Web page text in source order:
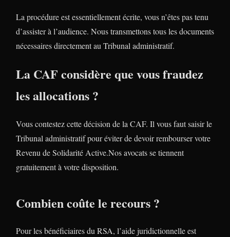
La procédure est essentiellement écrite, vous n’êtes pas tenu
d’assister à l’audience. Nous transmettons tous les documents
nécessaires directement au Tribunal administratif.
La CAF considère que vous fraudez
les allocations ?
Vous contestez cette décision de la CAF. Il vous faut saisir le
Tribunal administratif pour éviter de devoir rembourser votre
Revenu de Solidarité Active.Nos avocats se tiennent
gratuitement à votre disposition.
Combien coûte le recours ?
Pour les bénéficiaires du RSA, l’aide juridictionnelle est